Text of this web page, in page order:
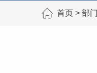
首页 > 部